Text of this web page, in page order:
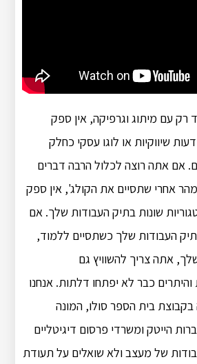
רק עם מיתוג וגרפיקה, אין ספק
שיווקיות או לוגו עסקי כחלק
אם אתה רוצה לכלול הרבה דברים
אחרי שתסיים את הקולג', אין ספק
שונות בתיק העבודות שלך. אם
העבודות שלך כשתסיים ללמוד,
אתה צריך להשוויץ גם
והיתרים כבר לא יפתחו דלתות. אנחנו
בקבוצת בית הספר סולו, המונה
מ-19,000 חברות הייטק ומשרדי פרסום דיגיטליים
של מעצב ולא שואלים על תעודת